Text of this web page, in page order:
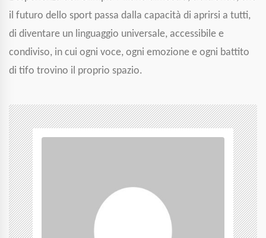
il futuro dello sport passa dalla capacità di aprirsi a tutti,
di diventare un linguaggio universale, accessibile e
condiviso, in cui ogni voce, ogni emozione e ogni battito
di tifo trovino il proprio spazio.